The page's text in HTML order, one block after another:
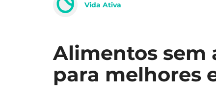
Vida Ativa
Alimentos sem
para melhores